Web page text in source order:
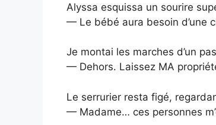
Alyssa esquissa un sourire
— Le bébé aura besoin d’une
Je montai les marches d’un
— Dehors. Laissez MA
Le serrurier resta figé,
— Madame… ces personnes